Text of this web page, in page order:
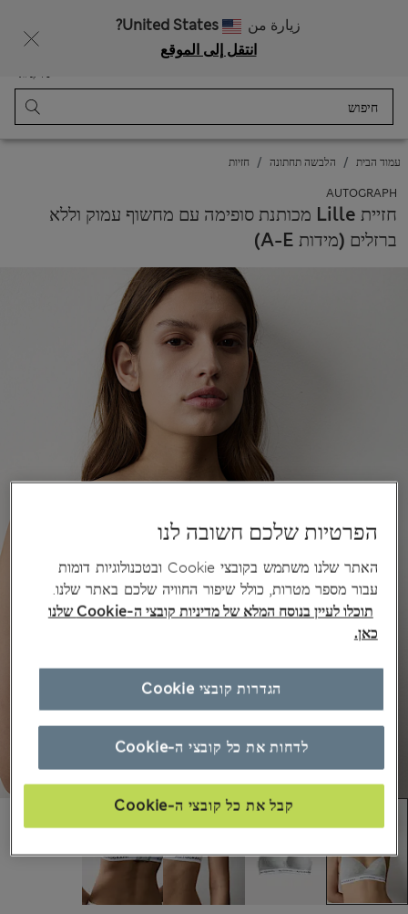
زيارة من
United States?
انتقل إلى الموقع
סל קניות
עמוד הבית הלבשה תחתונה חזיות
AUTOGRAPH
חזיית Lille מכותנת סופימה עם מחשוף עמוק וללא
ברזלים (מידות A-E)
הפרטיות שלכם חשובה לנו
האתר שלנו משתמש בקובצי Cookie ובטכנולוגיות דומות
עבור מספר מטרות, כולל שיפור החוויה שלכם באתר שלנו.
תוכלו לעיין בנוסח המלא של מדיניות קובצי ה-Cookie שלנו
כאן.
לדחות את כל קובצי ה-Cookie
קבל את כל קובצי ה-Cookie
הגדרות קובצי Cookie